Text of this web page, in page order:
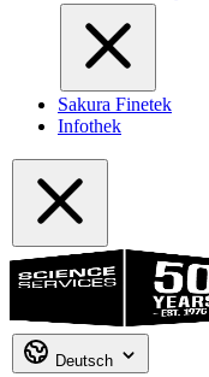
Sakura Finetek
Infothek
Deutsch